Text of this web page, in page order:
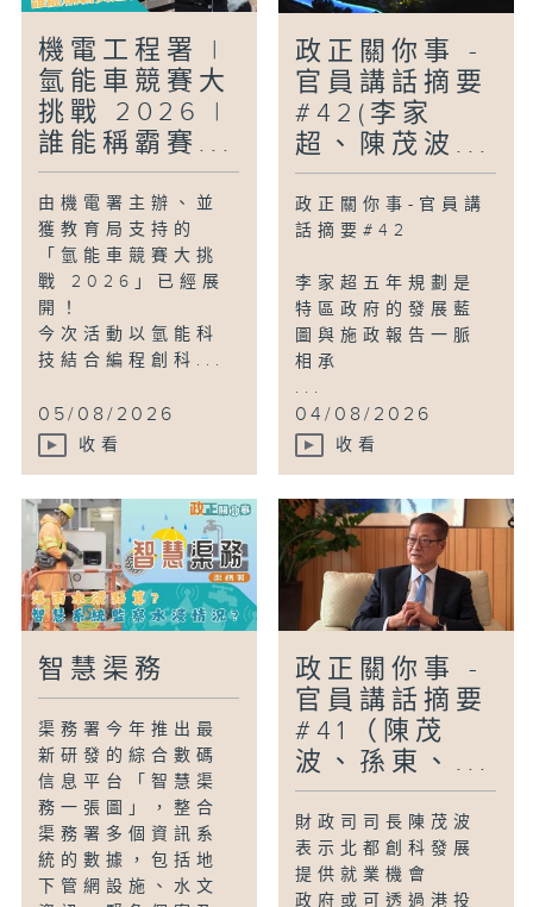
機電工程署 |
氫能車競賽大
挑戰 2026 |
誰能稱霸賽...
由機電署主辦、並
獲教育局支持的
「氫能車競賽大挑
戰 2026」已經展
開！
今次活動以氫能科
技結合編程創科...
05/08/2026
收看
政正關你事 -
官員講話摘要
#42(李家
超、陳茂波...
政正關你事-官員講
話摘要#42
李家超五年規劃是
特區政府的發展藍
圖與施政報告一脈
相承
...
04/08/2026
收看
智慧渠務
渠務署今年推出最
新研發的綜合數碼
信息平台「智慧渠
務一張圖」，整合
渠務署多個資訊系
統的數據，包括地
下管網設施、水文
政正關你事 -
官員講話摘要
#41（陳茂
波、孫東、...
財政司司長陳茂波
表示北都創科發展
提供就業機會
政府或可透過港投